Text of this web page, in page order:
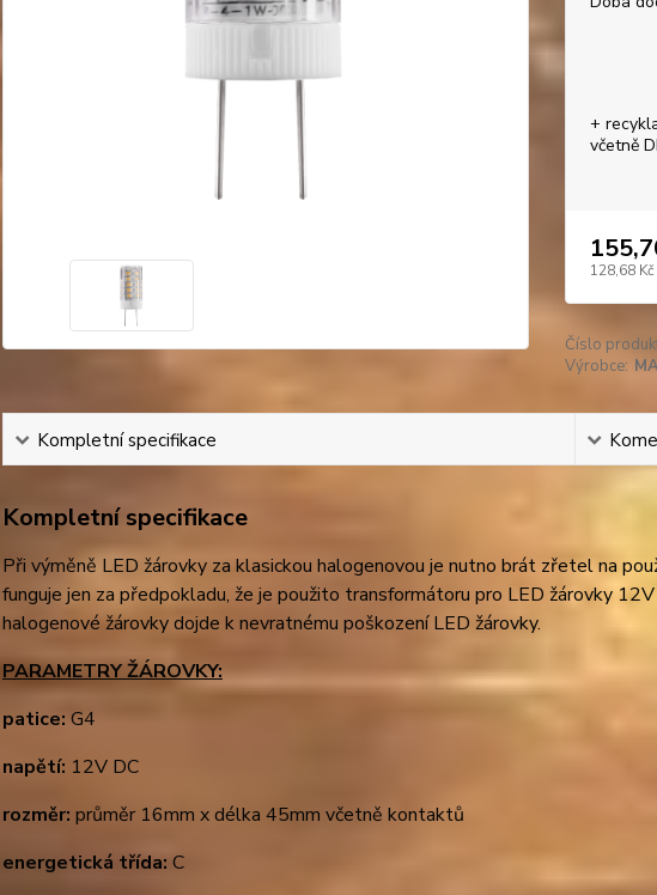
+
včetně
128,68 Kč
Číslo
Výrobce:
Kompletní specifikace
Kompletní specifikace
Při výměně LED žárovky za klasickou halogenovou je nutno brát zřetel na
funguje jen za předpokladu, že je použito transformátoru pro LED žárovky
halogenové žárovky dojde k nevratnému poškození LED žárovky.
PARAMETRY ŽÁROVKY:
patice: G4
napětí: 12V DC
rozměr: průměr 16mm x délka 45mm včetně kontaktů
energetická třída: C